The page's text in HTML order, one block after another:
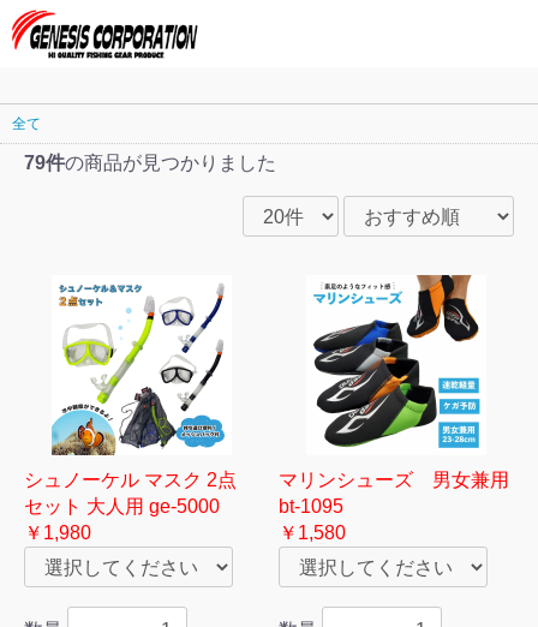
全て
79件の商品が見つかりました
シュノーケル マスク 2点
セット 大人用 ge-5000
￥1,980
マリンシューズ 男女兼用
bt-1095
￥1,580